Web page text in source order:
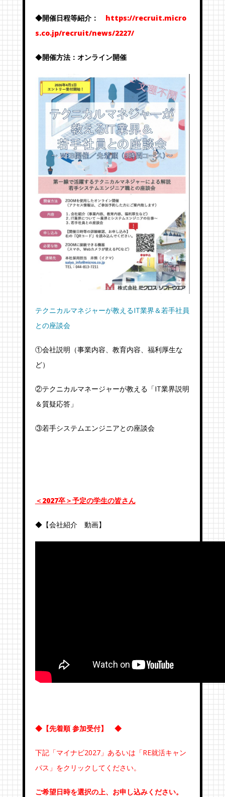
◆開催日程等紹介： https://recruit.micro
s.co.jp/recruit/news/2227/
◆開催方法：オンライン開催
テクニカルマネジャーが教えるIT業界＆若手社員
との座談会
①会社説明（事業内容、教育内容、福利厚生な
ど）
②テクニカルマネージャーが教える「IT業界説明
＆質疑応答」
③若手システムエンジニアとの座談会
＜2027卒＞予定の学生の皆さん
◆【会社紹介 動画】
◆【先着順 参加受付】 ◆
下記「マイナビ2027」あるいは「RE就活キャン
パス」をクリックしてください。
ご希望日時を選択の上、お申し込みください。